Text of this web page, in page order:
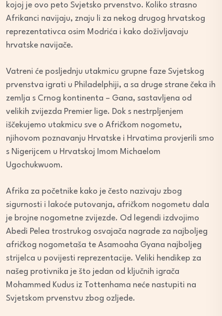
kojoj je ovo peto Svjetsko prvenstvo. Koliko strasno
Afrikanci navijaju, znaju li za nekog drugog hrvatskog
reprezentativca osim Modrića i kako doživljavaju
hrvatske navijače.
Vatreni će posljednju utakmicu grupne faze Svjetskog
prvenstva igrati u Philadelphiji, a sa druge strane čeka ih
zemlja s Crnog kontinenta – Gana, sastavljena od
velikih zvijezda Premier lige. Dok s nestrpljenjem
iščekujemo utakmicu sve o Afričkom nogometu,
njihovom poznavanju Hrvatske i Hrvatima provjerili smo
s Nigerijcem u Hrvatskoj Imom Michaelom
Ugochukwuom.
Afrika za početnike kako je često nazivaju zbog
sigurnosti i lakoće putovanja, afričkom nogometu dala
je brojne nogometne zvijezde. Od legendi izdvojimo
Abedi Pelea trostrukog osvajača nagrade za najboljeg
afričkog nogometaša te Asamoaha Gyana najboljeg
strijelca u povijesti reprezentacije. Veliki hendikep za
našeg protivnika je što jedan od ključnih igrača
Mohammed Kudus iz Tottenhama neće nastupiti na
Svjetskom prvenstvu zbog ozljede.